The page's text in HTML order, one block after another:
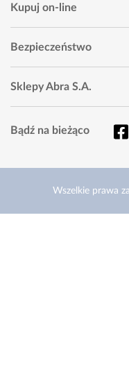
Kupuj on-line
Bezpieczeństwo
Sklepy Abra S.A.
Bądź na bieżąco
Wszelkie prawa